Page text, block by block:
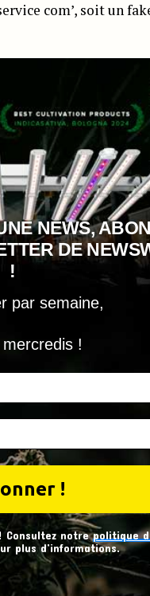
com’, soit un
NEWS,
DE
!
par semaine,
!
Consultez notrepolitique
plus d’informations.